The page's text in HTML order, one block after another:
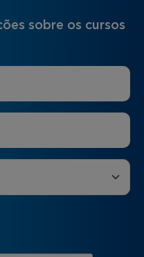
sobre os cursos